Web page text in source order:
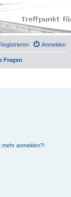
Anmelden
Registrieren
Fragen
anmelden?!